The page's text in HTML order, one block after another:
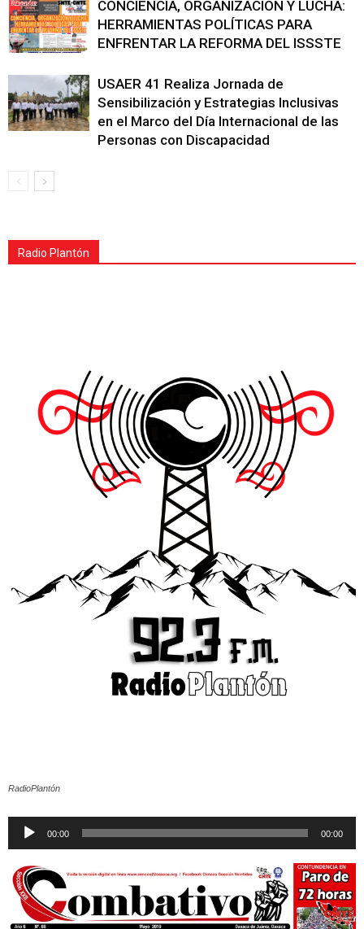
CONCIENCIA, ORGANIZACIÓN Y LUCHA:
HERRAMIENTAS POLÍTICAS PARA
ENFRENTAR LA REFORMA DEL ISSSTE
USAER 41 Realiza Jornada de
Sensibilización y Estrategias Inclusivas
en el Marco del Día Internacional de las
Personas con Discapacidad
Radio Plantón
RadioPlantón
Reproductor
00:00 00:00